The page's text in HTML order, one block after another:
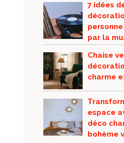
7 idées
par la
Chaise
charme
espace
déco
bohème